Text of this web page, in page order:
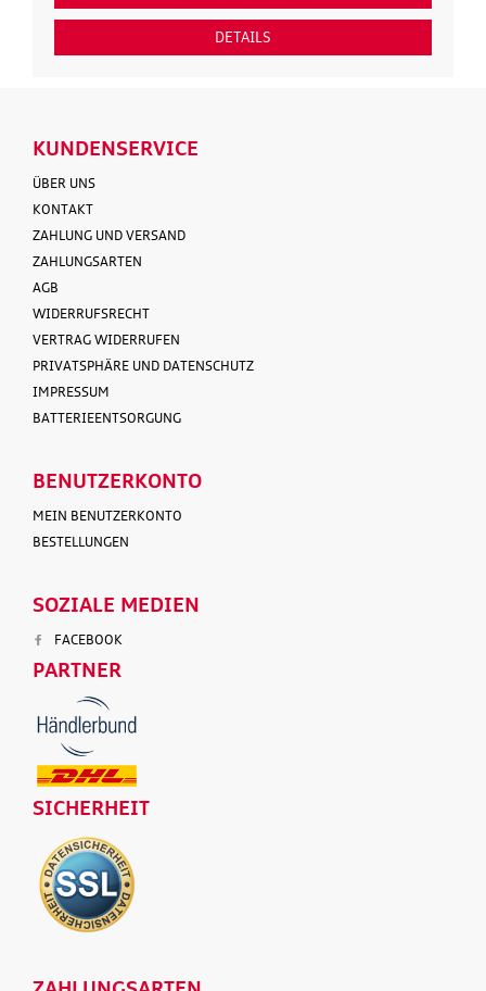
KUNDENSERVICE
ÜBER UNS
KONTAKT
ZAHLUNG UND VERSAND
ZAHLUNGSARTEN
AGB
WIDERRUFSRECHT
VERTRAG WIDERRUFEN
PRIVATSPHÄRE UND DATENSCHUTZ
IMPRESSUM
BATTERIEENTSORGUNG
BENUTZERKONTO
MEIN BENUTZERKONTO
BESTELLUNGEN
SOZIALE MEDIEN
FACEBOOK
PARTNER
SICHERHEIT